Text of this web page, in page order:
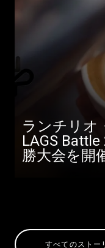
ランチリオ
LAGS
勝大会を開
すべてのストー